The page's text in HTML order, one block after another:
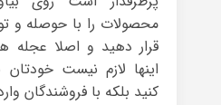
محصولات را با حوصله و
قرار دهید و اصلا عجله
اینها لازم نیست خودتان
کنید بلکه با فروشندگان